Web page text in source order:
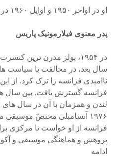
او در اواخر ۱۹۵۰ و اوایل ۱۹۶۰ در دارمشتات، باسل و هاروارد به تدریس موسیقی مشغول بود.
پدر معنوی فیلارمونیک پاریس
سال بعد، در مخالفت با سیاست
ناامیدی فرانسه را ترک کرد. از
فرانسه از او خواست تا مرکزی
پژوهش و هماهنگی موسیقی و
ادامه